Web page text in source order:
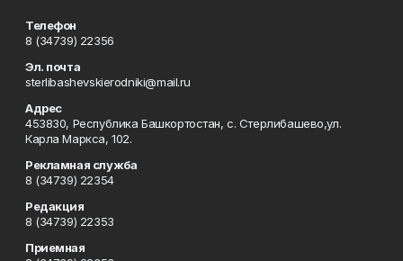
Телефон
8 (34739) 22356
Эл. почта
sterlibashevskierodniki@mail.ru
Адрес
453830, Республика Башкортостан, c. Стерлибашево,ул.
Карла Маркса, 102.
Рекламная служба
8 (34739) 22354
Редакция
8 (34739) 22353
Приемная